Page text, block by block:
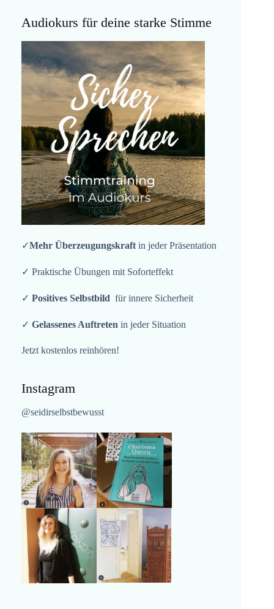
Audiokurs für deine starke Stimme
✓Mehr Überzeugungskraft in jeder Präsentation
✓ Praktische Übungen mit Soforteffekt
✓ Positives Selbstbild für innere Sicherheit
✓ Gelassenes Auftreten in jeder Situation
Jetzt kostenlos reinhören!
Instagram
@seidirselbstbewusst